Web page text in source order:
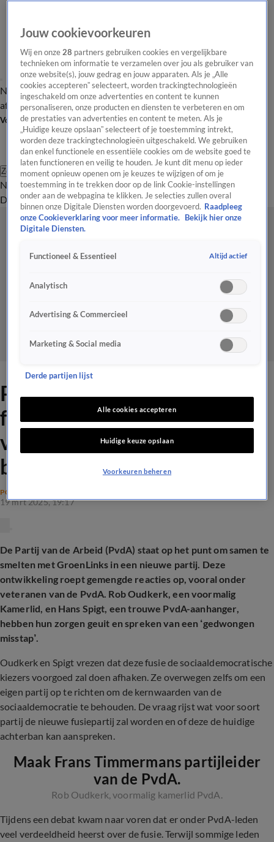
Nieuws van de DagOpinie van de Dag Onze categorieën Laatste
afleveringVideo's Nieuws van de Dag Podcast
Volg Nieuws van de Dag
Zoeken
Nieuws van de DagOpinie van de
Dag
Video'sUitzendingen PodcastPanelContact
PvdA-leden over mogelijke
fusiepartij: 'Naam mag je
veranderen, maar de partij
blijft'
POLITIEK
19 mrt 2025, 19:17
De Partij van de Arbeid (PvdA) staat op het punt om samen te
smelten met GroenLinks in een nieuwe partij. Deze
ontwikkeling roept gemengde reacties op, vooral onder
veteranen van de PvdA. Rob Oudkerk, een voormalig
Kamerlid, en Hans Spigt, een trouwe PvdA-aanhanger,
hebben hun zorgen geuit en spreken van een ‘gedwongen
misstap’.
Oudkerk en Spigt vrezen dat deze fusie de sociaaldemocratische
kiezers voorgoed zal doen afhaken. Ze overwegen zelfs om een
eigen partij op te richten om de kernwaarden van de
sociaaldemocratie te behouden. De vraag rijst wat voor soort
partij de nieuwe fusiepartij zal worden en of deze de huidige
achterban kan aanspreken.
Maak Frans Timmermans partijleider
van de PvdA.
Rob Oudkerk, voormalig kamerlid PvdA.
Tijdens een debat kwam naar voren dat er onder PvdA-leden
veel verdeeldheid heerst over de fusie. Terwijl sommige leden
Jouw cookievoorkeuren
Wij en onze28 partners gebruiken cookies en vergelijkbare
technieken om informatie te verzamelen over jou als gebruiker van
onze website(s), jouw gedrag en jouw apparaten. Als je „Alle
cookies accepteren” selecteert, worden trackingtechnologieën
ingeschakeld om onze advertenties en content te kunnen
personaliseren, onze producten en diensten te verbeteren en om
de prestaties van advertenties en content te meten. Als je
„Huidige keuze opslaan” selecteert of je toestemming intrekt,
worden deze trackingtechnologieën uitgeschakeld. We gebruiken
dan enkel functionele en essentiële cookies om de website goed te
laten functioneren en veilig te houden. Je kunt dit menu op ieder
moment opnieuw openen om je keuzes te wijzigen of om je
toestemming in te trekken door op de link Cookie-instellingen
onder aan de webpagina te klikken. Je selecties zullen overal
binnen onze Digitale Diensten worden doorgevoerd. Raadpleeg
onze Cookieverklaring voor meer informatie.
Bekijk hier onze
Digitale Diensten.
Functioneel & Essentieel Altijd actief
Analytisch
Advertising & Commercieel
Marketing & Social media
Derde partijen lijst
Alle cookies accepteren
Huidige keuze opslaan
Voorkeuren beheren